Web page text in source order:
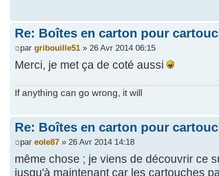
Re: Boîtes en carton pour
par gribouille51 » 26 Avr 2014 06:15
Merci, je met ça de coté aussi
If anything can go wrong, it will
Re: Boîtes en carton pour
par eole87 » 26 Avr 2014 14:18
même chose ; je viens de découvrir ce
jusqu'à maintenant car les cartouches